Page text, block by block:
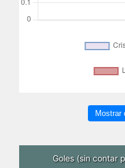
Mostrar
Goles (sin contar